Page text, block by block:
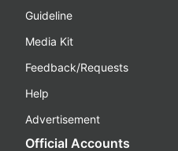
Guideline
Media Kit
Feedback/Requests
Help
Advertisement
Official Accounts